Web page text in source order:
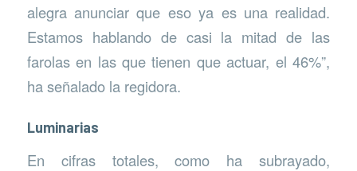
alegra anunciar que eso ya es una realidad.
Estamos hablando de casi la mitad de las
farolas en las que tienen que actuar, el 46%”,
ha señalado la regidora.
Luminarias
En cifras totales, como ha subrayado,